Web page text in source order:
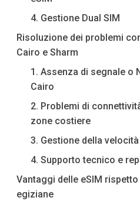
4. Gestione Dual SIM
Risoluzione dei problemi
Cairo e Sharm
1. Assenza di segnale o
Cairo
2. Problemi di
zone costiere
3. Gestione della
4. Supporto tecnico e
Vantaggi delle eSIM
egiziane